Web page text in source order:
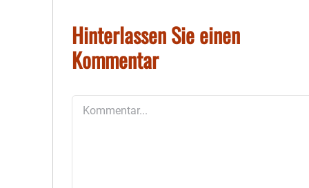
Hinterlassen Sie einen
Kommentar